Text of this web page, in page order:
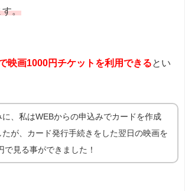
す。
映画1000円チケットを利用できる とい
に、私はWEBからの申込みでカードを作成
たが、カード発行手続きをした翌日の映画を
で見る事ができました！